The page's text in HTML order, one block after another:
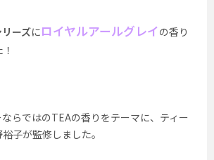
ーズにロイヤルアールグレイの香り
らではのTEAの香りをテーマに、ティー
子が監修しました。